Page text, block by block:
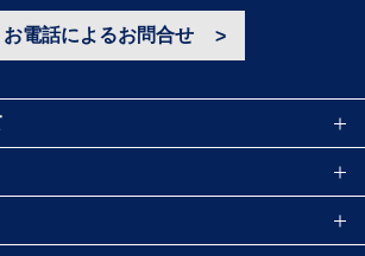
お電話によるお問合せ